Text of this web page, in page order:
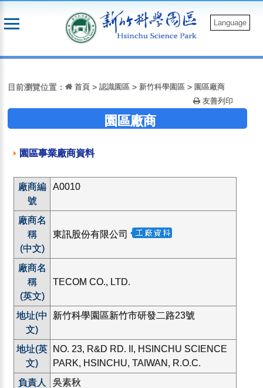
到
Language
目前瀏覽位置： 首頁 >認識園區 >新竹科學園區 > 園區廠商
友善列印
園區廠商
園區事業廠商資料
廠商編
號
A0010
廠商名
稱
(中文)
東訊股份有限公司
廠商名
稱
(英文)
TECOM CO., LTD.
地址(中
文)
新竹科學園區新竹市研發二路23號
地址(英
文)
NO. 23, R&D RD. II, HSINCHU SCIENCE
PARK, HSINCHU, TAIWAN, R.O.C.
負責人
吳素秋